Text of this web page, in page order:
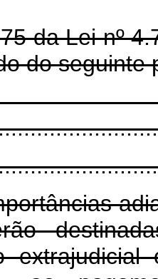
da Lei nº
do seguinte